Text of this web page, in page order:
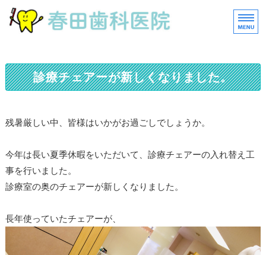
春田歯科医院｜歯
ホーム
院長紹介
医院案内
求人情報
診療チェアーが新しくなりました。
残暑厳しい中、皆様はいかがお過ごしでしょうか。
今年は長い夏季休暇をいただいて、診療チェアーの入れ替え工
事を行いました。
診療室の奥のチェアーが新しくなりました。
長年使っていたチェアーが、